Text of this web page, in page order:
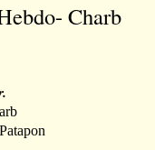
Charb